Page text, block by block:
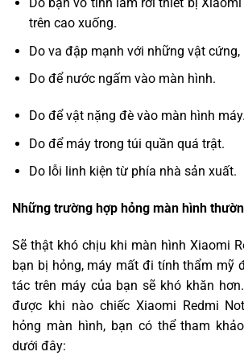
trên cao xuống.
Do va đập mạnh với những vật cứng,
Do để nước ngấm vào màn hình.
Do để vật nặng đè vào màn hình máy.
Do để máy trong túi quần quá trật.
Do lỗi linh kiện từ phía nhà sản xuất.
Những trường hợp hỏng màn hình
Sẽ thật khó chịu khi màn hình Xiaomi
bạn bị hỏng, máy mất đi tính thẩm mỹ
tác trên máy của bạn sẽ khó khăn
được khi nào chiếc Xiaomi Redmi
hỏng màn hình, bạn có thể tham
dưới đây: